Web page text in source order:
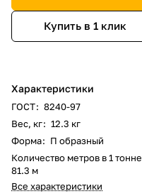
Купить в 1 клик
Характеристики
ГОСТ: 8240-97
Вес, кг: 12.3 кг
Форма: П образный
Количество метров в 1 тонне
81.3 м
Все характеристики